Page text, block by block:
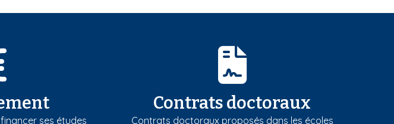
ses études
Contrats doctoraux
Contrats doctoraux proposés dans les écoles